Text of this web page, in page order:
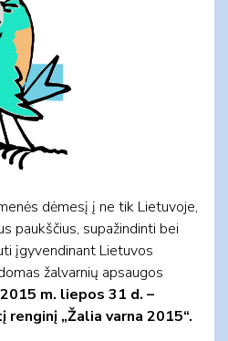
dėmesį į ne tik Lietuvoje,
paukščius, supažindinti bei
įgyvendinant Lietuvos
žalvarnių apsaugos
m. liepos 31 d. –
„Žalia varna 2015“.